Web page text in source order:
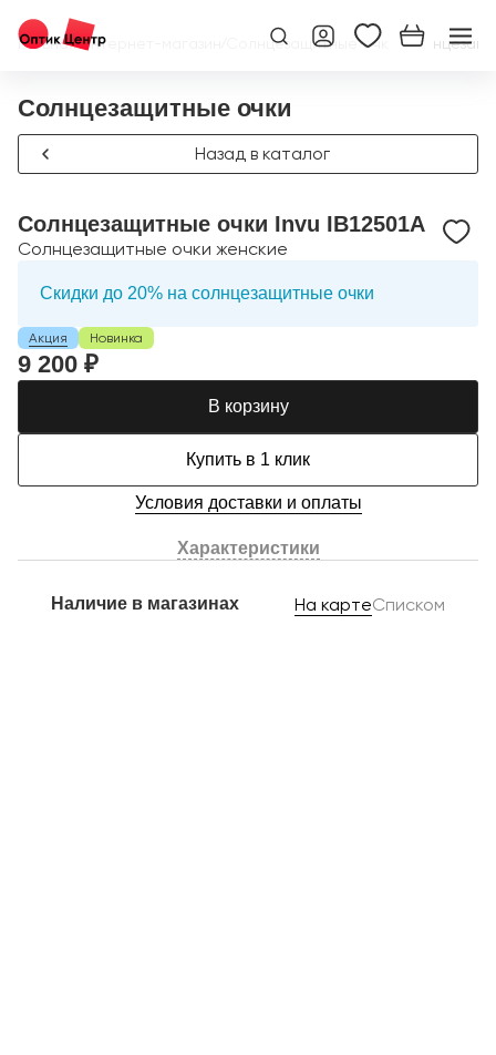
Главная/Интернет-магазин Солнцезащитные очки /
Солнцезащитные очки
Назад в каталог
Солнцезащитные очки Invu IB12501A
Солнцезащитные очки женские
Скидки до 20% на солнцезащитные очки
Акция Новинка
9 200 ₽
В корзину
Купить в 1 клик
Условия доставки и оплаты
Характеристики
Наличие в магазинах На картеСписком